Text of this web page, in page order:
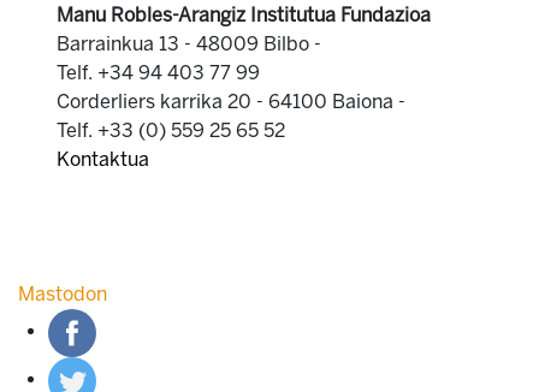
Manu Robles-Arangiz Institutua Fundazioa
Barrainkua 13 - 48009 Bilbo -
Telf. +34 94 403 77 99
Corderliers karrika 20 - 64100 Baiona -
Telf. +33 (0) 559 25 65 52
Kontaktua
Mastodon